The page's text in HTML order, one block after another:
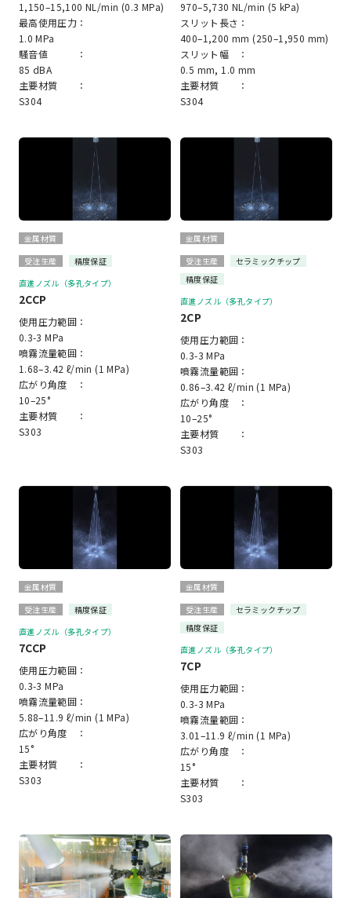
1,150–15,100 NL/min (0.3 MPa)
最高使用圧力：
1.0 MPa
騒音値 ：
85 dBA
主要材質 ：
S304
970–5,730 NL/min (5 kPa)
スリット長さ：
400–1,200 mm (250–1,950 mm)
スリット幅 ：
0.5 mm, 1.0 mm
主要材質 ：
S304
金属材質
受注生産
精度保証
直進ノズル（多孔タイプ）
2CCP
使用圧力範囲：
0.3-3 MPa
噴霧流量範囲：
1.68–3.42 ℓ/min (1 MPa)
広がり角度 ：
10–25°
主要材質 ：
S303
金属材質
受注生産
セラミックチップ
精度保証
直進ノズル（多孔タイプ）
2CP
使用圧力範囲：
0.3-3 MPa
噴霧流量範囲：
0.86–3.42 ℓ/min (1 MPa)
広がり角度 ：
10–25°
主要材質 ：
S303
金属材質
受注生産
精度保証
直進ノズル（多孔タイプ）
7CCP
使用圧力範囲：
0.3-3 MPa
噴霧流量範囲：
5.88–11.9 ℓ/min (1 MPa)
広がり角度 ：
15°
主要材質 ：
S303
金属材質
受注生産
セラミックチップ
精度保証
直進ノズル（多孔タイプ）
7CP
使用圧力範囲：
0.3-3 MPa
噴霧流量範囲：
3.01–11.9 ℓ/min (1 MPa)
広がり角度 ：
15°
主要材質 ：
S303